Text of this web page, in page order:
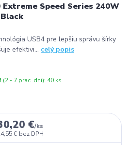
Extreme Speed Series 240W
USB4 pre lepšiu správu šírky
efektivi... celý popis
(2 - 7 prac. dni): 40 ks
€/ks
€ bez DPH